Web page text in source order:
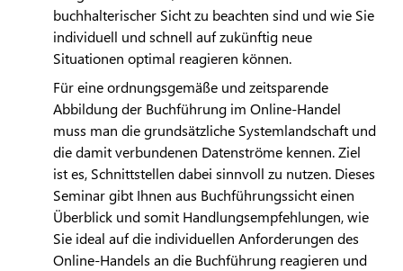
buchhalterischer Sicht zu beachten sind und wie Sie
individuell und schnell auf zukünftig neue
Situationen optimal reagieren können.
Für eine ordnungsgemäße und zeitsparende
Abbildung der Buchführung im Online-Handel
muss man die grundsätzliche Systemlandschaft und
die damit verbundenen Datenströme kennen. Ziel
ist es, Schnittstellen dabei sinnvoll zu nutzen. Dieses
Seminar gibt Ihnen aus Buchführungssicht einen
Überblick und somit Handlungsempfehlungen, wie
Sie ideal auf die individuellen Anforderungen des
Online-Handels an die Buchführung reagieren und